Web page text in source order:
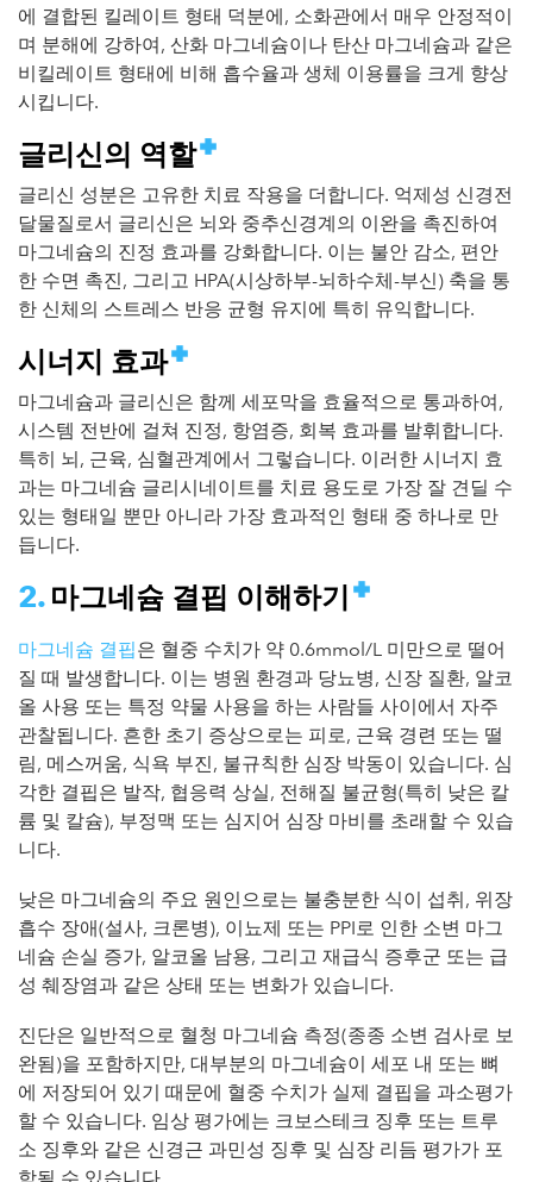
에 결합된 킬레이트 형태 덕분에, 소화관에서 매우 안정적이
며 분해에 강하여, 산화 마그네슘이나 탄산 마그네슘과 같은
비킬레이트 형태에 비해 흡수율과 생체 이용률을 크게 향상
시킵니다.
글리신의 역할
글리신 성분은 고유한 치료 작용을 더합니다. 억제성 신경전
달물질로서 글리신은 뇌와 중추신경계의 이완을 촉진하여
마그네슘의 진정 효과를 강화합니다. 이는 불안 감소, 편안
한 수면 촉진, 그리고 HPA(시상하부-뇌하수체-부신) 축을 통
한 신체의 스트레스 반응 균형 유지에 특히 유익합니다.
시너지 효과
마그네슘과 글리신은 함께 세포막을 효율적으로 통과하여,
시스템 전반에 걸쳐 진정, 항염증, 회복 효과를 발휘합니다.
특히 뇌, 근육, 심혈관계에서 그렇습니다. 이러한 시너지 효
과는 마그네슘 글리시네이트를 치료 용도로 가장 잘 견딜 수
있는 형태일 뿐만 아니라 가장 효과적인 형태 중 하나로 만
듭니다.
마그네슘 결핍 이해하기
마그네슘 결핍은 혈중 수치가 약 0.6mmol/L 미만으로 떨어
질 때 발생합니다. 이는 병원 환경과 당뇨병, 신장 질환, 알코
올 사용 또는 특정 약물 사용을 하는 사람들 사이에서 자주
관찰됩니다. 흔한 초기 증상으로는 피로, 근육 경련 또는 떨
림, 메스꺼움, 식욕 부진, 불규칙한 심장 박동이 있습니다. 심
각한 결핍은 발작, 협응력 상실, 전해질 불균형(특히 낮은 칼
륨 및 칼슘), 부정맥 또는 심지어 심장 마비를 초래할 수 있습
니다.
낮은 마그네슘의 주요 원인으로는 불충분한 식이 섭취, 위장
흡수 장애(설사, 크론병), 이뇨제 또는 PPI로 인한 소변 마그
네슘 손실 증가, 알코올 남용, 그리고 재급식 증후군 또는 급
성 췌장염과 같은 상태 또는 변화가 있습니다.
진단은 일반적으로 혈청 마그네슘 측정(종종 소변 검사로 보
완됨)을 포함하지만, 대부분의 마그네슘이 세포 내 또는 뼈
에 저장되어 있기 때문에 혈중 수치가 실제 결핍을 과소평가
할 수 있습니다. 임상 평가에는 크보스테크 징후 또는 트루
소 징후와 같은 신경근 과민성 징후 및 심장 리듬 평가가 포